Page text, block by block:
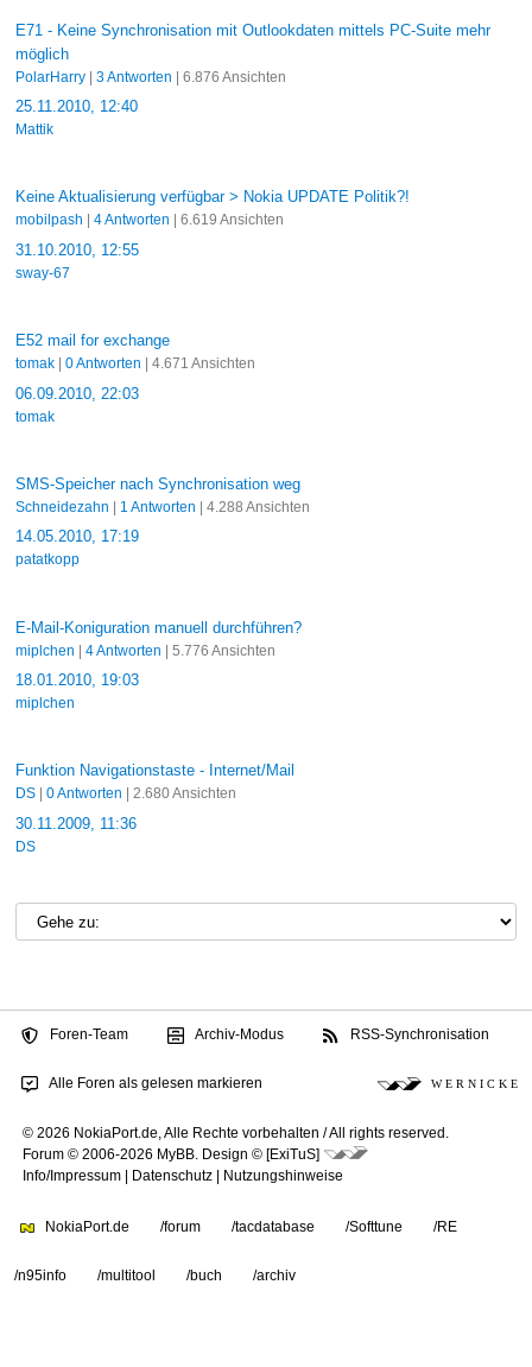
E71 - Keine Synchronisation mit Outlookdaten mittels PC-Suite mehr
möglich
PolarHarry| 3 Antworten | 6.876 Ansichten
25.11.2010, 12:40
Mattik
Keine Aktualisierung verfügbar > Nokia UPDATE Politik?!
mobilpash 4 Antworten | 6.619 Ansichten
31.10.2010, 12:55
sway-67
E52 mail for exchange
tomak| 0 Antworten | 4.671 Ansichten
06.09.2010, 22:03
tomak
SMS-Speicher nach Synchronisation weg
Schneidezahn 1 Antworten | 4.288 Ansichten
14.05.2010, 17:19
patatkopp
E-Mail-Koniguration manuell durchführen?
miplchen 4 Antworten | 5.776 Ansichten
18.01.2010, 19:03
miplchen
Funktion Navigationstaste - Internet/Mail
DS| 0 Antworten | 2.680 Ansichten
30.11.2009, 11:36
DS
Foren-Team Archiv-Modus RSS-Synchronisation
Alle Foren als gelesen markieren W E R N I C K E
© 2026 NokiaPort.de,Alle Rechte vorbehalten /All rights reserved.
Forum © 2006-2026 MyBB. Design © [ExiTuS]
Info/Impressum
Datenschutz Nutzungshinweise
NokiaPort.de /forum /tacdatabase /Softtune /RE
/n95info /multitool /buch /archiv